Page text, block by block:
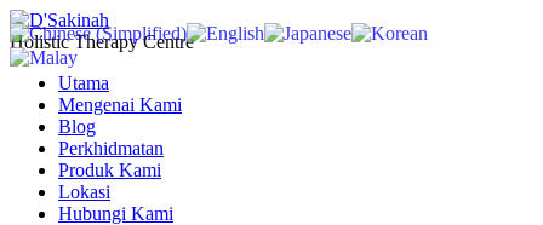
Holistic Therapy Centre
Utama
Mengenai Kami
Blog
Perkhidmatan
Produk Kami
Lokasi
Hubungi Kami